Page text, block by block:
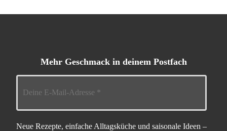
Mehr Geschmack in deinem Postfach
Neue Rezepte, einfache Alltagsküche und saisonale Ideen –